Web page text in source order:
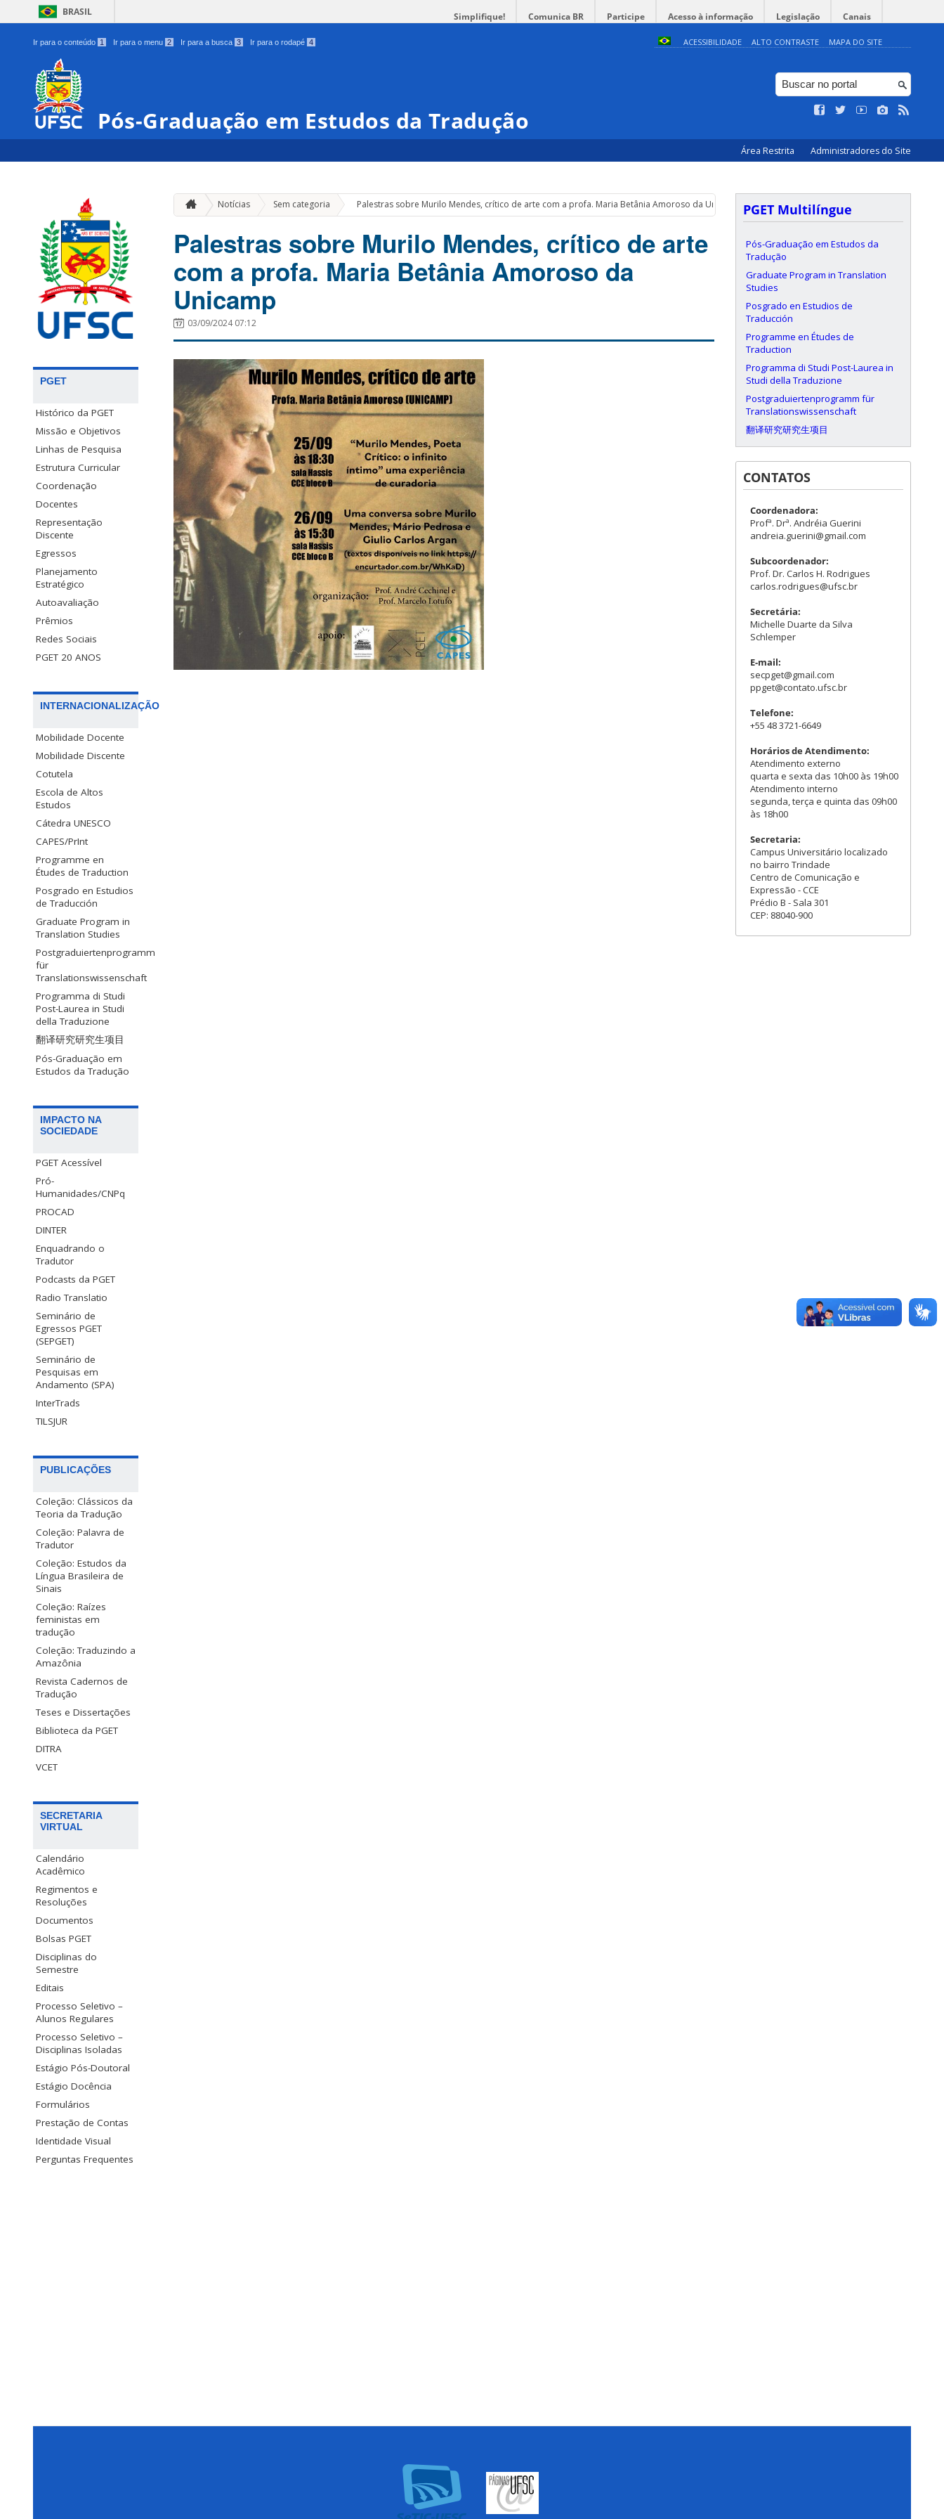
BRASIL Simplifique! Comunica BR Participe Acesso à informação Legislação Canais
Ir para o conteúdo 1 Ir para o menu 2 Ir para a busca 3 Ir para o rodapé 4 ACESSIBILIDADE ALTO CONTRASTE MAPA DO SITE
Pós-Graduação em Estudos da Tradução
Área Restrita Administradores do Site
PGET
Histórico da PGET
Missão e Objetivos
Linhas de Pesquisa
Estrutura Curricular
Coordenação
Docentes
Representação
Discente
Egressos
Planejamento
Estratégico
Autoavaliação
Prêmios
Redes Sociais
PGET 20 ANOS
INTERNACIONALIZAÇÃO
Mobilidade Docente
Mobilidade Discente
Cotutela
Escola de Altos
Estudos
Cátedra UNESCO
CAPES/PrInt
Programme en
Études de Traduction
Posgrado en Estudios
de Traducción
Graduate Program in
Translation Studies
Postgraduiertenprogramm
für
Translationswissenschaft
Programma di Studi
Post-Laurea in Studi
della Traduzione
翻译研究研究生项目
Pós-Graduação em
Estudos da Tradução
IMPACTO NA
SOCIEDADE
PGET Acessível
Pró-
Humanidades/CNPq
PROCAD
DINTER
Enquadrando o
Tradutor
Podcasts da PGET
Radio Translatio
Seminário de
Egressos PGET
(SEPGET)
Seminário de
Pesquisas em
Andamento (SPA)
InterTrads
TILSJUR
PUBLICAÇÕES
Coleção: Clássicos da
Teoria da Tradução
Coleção: Palavra de
Tradutor
Coleção: Estudos da
Língua Brasileira de
Sinais
Coleção: Raízes
feministas em
tradução
Coleção: Traduzindo a
Amazônia
Revista Cadernos de
Tradução
Teses e Dissertações
Biblioteca da PGET
DITRA
VCET
SECRETARIA
VIRTUAL
Calendário
Acadêmico
Regimentos e
Resoluções
Documentos
Bolsas PGET
Disciplinas do
Semestre
Editais
Processo Seletivo –
Alunos Regulares
Processo Seletivo –
Disciplinas Isoladas
Estágio Pós-Doutoral
Estágio Docência
Formulários
Prestação de Contas
Identidade Visual
Perguntas Frequentes
Notícias Sem categoria » Palestras sobre Murilo Mendes, crítico de arte com a profa. Maria Betânia Amoroso da Unicamp
Palestras sobre Murilo Mendes, crítico de arte
com a profa. Maria Betânia Amoroso da
Unicamp
03/09/2024 07:12
PGET Multilíngue
Pós-Graduação em Estudos da
Tradução
Graduate Program in Translation
Studies
Posgrado en Estudios de
Traducción
Programme en Études de
Traduction
Programma di Studi Post-Laurea in
Studi della Traduzione
Postgraduiertenprogramm für
Translationswissenschaft
翻译研究研究生项目
CONTATOS
Coordenadora:
Profª. Drª. Andréia Guerini
andreia.guerini@gmail.com
Subcoordenador:
Prof. Dr. Carlos H. Rodrigues
carlos.rodrigues@ufsc.br
Secretária:
Michelle Duarte da Silva
Schlemper
E-mail:
secpget@gmail.com
ppget@contato.ufsc.br
Telefone:
+55 48 3721-6649
Horários de Atendimento:
Atendimento externo
quarta e sexta das 10h00 às 19h00
Atendimento interno
segunda, terça e quinta das 09h00
às 18h00
Secretaria:
Campus Universitário localizado
no bairro Trindade
Centro de Comunicação e
Expressão - CCE
Prédio B - Sala 301
CEP: 88040-900